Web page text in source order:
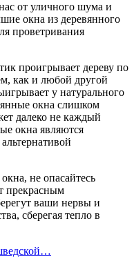
от уличного шума и
окна из деревянного
проветривания
проигрывает дереву по
как и любой другой
у натурального
окна слишком
далеко не каждый
окна являются
не опасайтесь
прекрасным
ваши нервы и
сберегая тепло в